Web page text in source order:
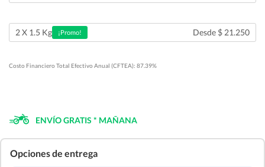
2 X 1.5 Kg ¡Promo! Desde $ 21.250
Costo Financiero Total Efectivo Anual (CFTEA): 87.39%
ENVÍO GRATIS * MAÑANA
Opciones de entrega